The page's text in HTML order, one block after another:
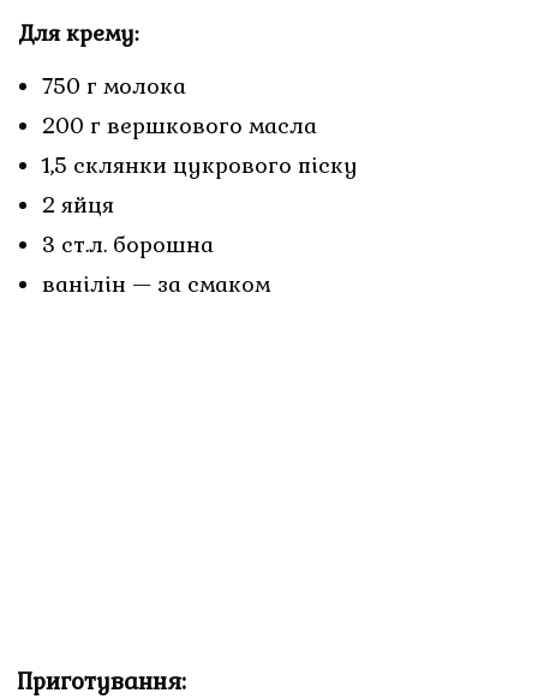
Для крему:
750 г молока
200 г вершкового масла
1,5 склянки цукрового піску
2 яйця
3 ст.л. борошна
ванілін — за смаком
Приготування: